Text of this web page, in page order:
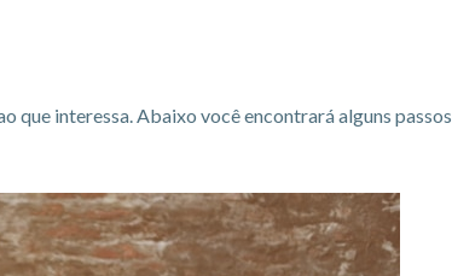
que interessa. Abaixo você encontrará alguns passos